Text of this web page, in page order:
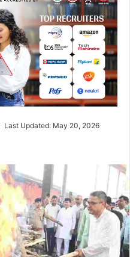
Last Updated: May 20, 2026